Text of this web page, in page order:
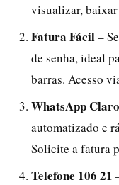
visualizar,
Fatura Fácil–
de senha, ideal
barras. Acesso
WhatsApp
automatizado e
Solicite a fatura
Telefone 106 21